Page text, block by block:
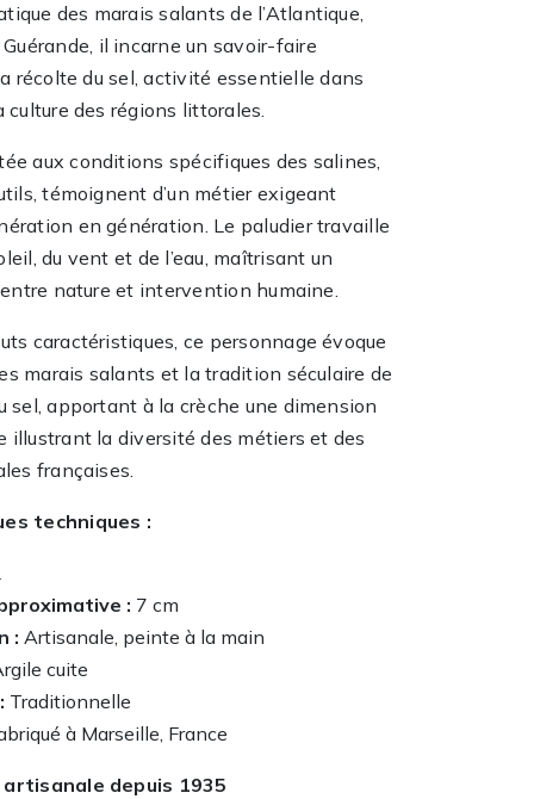
des marais salants de l’Atlantique,
il incarne un savoir-faire
récolte du sel, activité essentielle dans
culture des régions littorales.
aux conditions spécifiques des salines,
témoignent d’un métier exigeant
en génération. Le paludier travaille
du vent et de l’eau, maîtrisant un
nature et intervention humaine.
caractéristiques, ce personnage évoque
marais salants et la tradition séculaire de
sel, apportant à la crèche une dimension
illustrant la diversité des métiers et des
françaises.
techniques :
: 7 cm
: Artisanale, peinte à la main
cuite
Traditionnelle
à Marseille, France
depuis 1935